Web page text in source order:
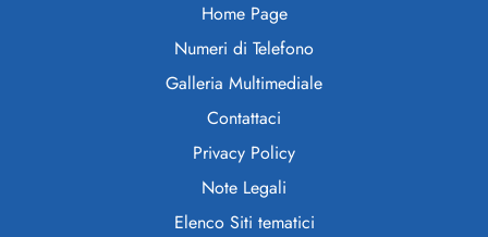
Home Page
Numeri di Telefono
Galleria Multimediale
Contattaci
Privacy Policy
Note Legali
Elenco Siti tematici